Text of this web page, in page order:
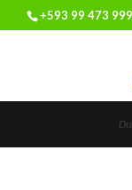
+593 99 473